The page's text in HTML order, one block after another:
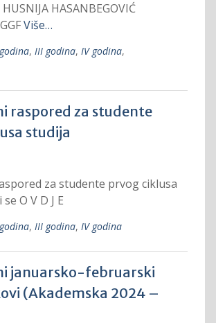
HUSNIJA HASANBEGOVIĆ
Više…
, III godina, IV godina,
raspored za studente
studija
za studente prvog ciklusa
O V D J E
, III godina, IV godina
januarsko-februarski
(Akademska 2024 –